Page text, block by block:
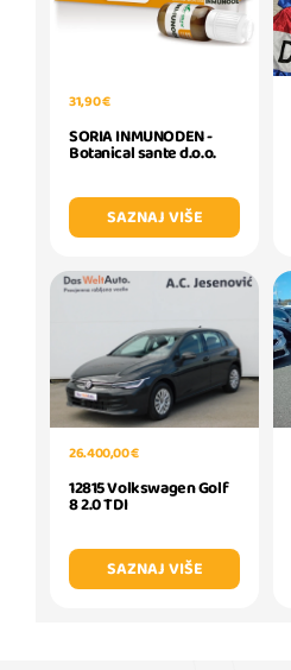
31,90 €
SORIA INMUNODEN -
Botanical sante d.o.o.
SAZNAJ VIŠE
26.400,00 €
12815 Volkswagen Golf
8 2.0 TDI
SAZNAJ VIŠE